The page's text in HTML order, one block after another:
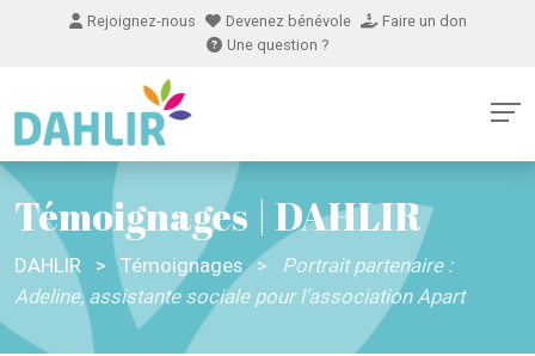
Rejoignez-nous Devenez bénévole
Faire un don
Une question ?
Témoignages | DAHLIR
DAHLIR > Témoignages >
Portrait partenaire :
Adeline, assistante sociale pour l’association Apart